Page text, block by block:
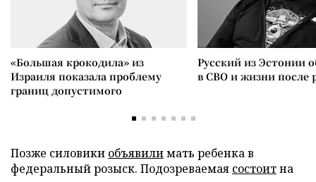
«Большая крокодила» из
Израиля показала проблему
границ допустимого
Русский из Эстонии
в СВО и жизни после
Позже силовики объявилимать ребенка в
федеральный розыск. Подозреваемая состоитна